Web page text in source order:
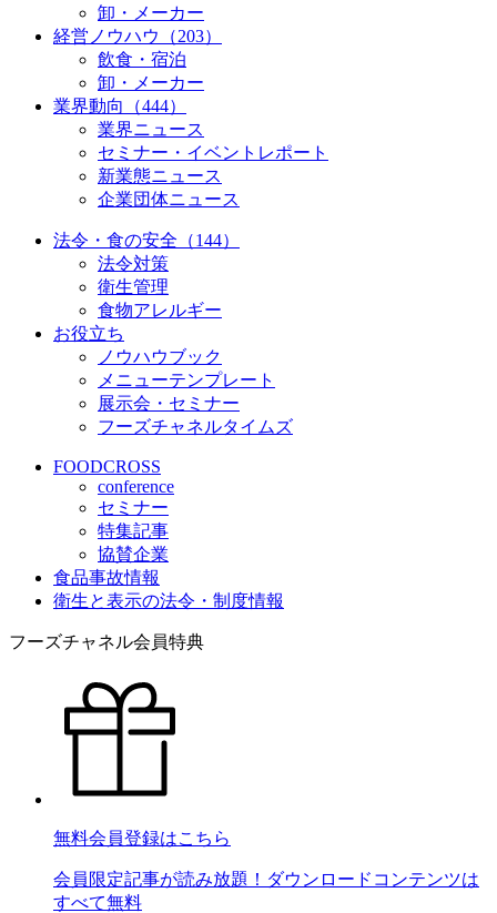
卸・メーカー
経営ノウハウ（203）
飲食・宿泊
卸・メーカー
業界動向（444）
業界ニュース
セミナー・イベントレポート
新業態ニュース
企業団体ニュース
法令・食の安全（144）
法令対策
衛生管理
食物アレルギー
お役立ち
ノウハウブック
メニューテンプレート
展示会・セミナー
フーズチャネルタイムズ
FOODCROSS
conference
セミナー
特集記事
協賛企業
食品事故情報
衛生と表示の法令・制度情報
フーズチャネル会員特典
無料会員登録はこちら
会員限定記事が読み放題！ダウンロードコンテンツは
すべて無料